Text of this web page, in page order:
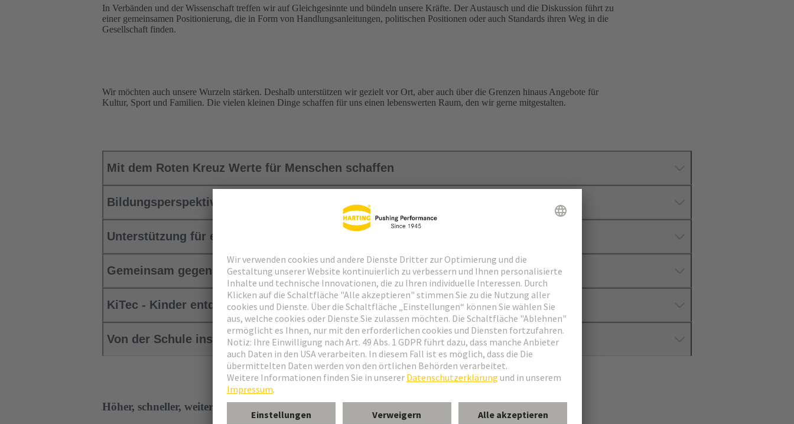
In Verbänden und der Wissenschaft treffen wir auf Gleichgesinnte und bündeln unsere Kräfte. Der Austausch und die Diskussion führt zu
einer gemeinsamen Positionierung, die in Form von Handlungsanleitungen, politischen Positionen oder auch Standards ihren Weg in die
Gesellschaft finden.
Wir möchten auch unsere Wurzeln stärken. Deshalb unterstützen wir gezielt vor Ort, aber auch über die Grenzen hinaus Angebote für
Kultur, Sport und Familien. Die vielen kleinen Dinge schaffen für uns einen lebenswerten Raum, den wir gerne mitgestalten.
Mit dem Roten Kreuz Werte für Menschen schaffen
Bildungsperspektiven für Jugendliche
Unterstützung für ein selbstbestimmtes Leben
Gemeinsam gegen die Einsamkeit
KiTec - Kinder entdecken Technik
Von der Schule ins Arbeitsleben
Höher, schneller, weiter: unser sportliches Engagement